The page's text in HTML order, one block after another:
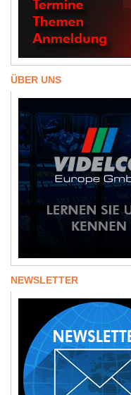
ÜBER UNS
NEWSLETTER